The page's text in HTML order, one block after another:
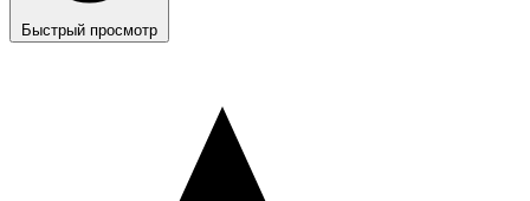
Быстрый просмотр